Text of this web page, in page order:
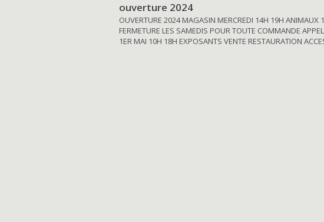
ouverture 2024
OUVERTURE 2024 MAGASIN MERCREDI 14H 19H ANIMAUX
FERMETURE LES SAMEDIS POUR TOUTE COMMANDE
1ER MAI 10H 18H EXPOSANTS VENTE RESTAURATION